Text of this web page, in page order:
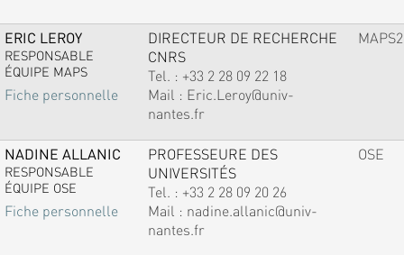
ERIC LEROY
RESPONSABLE
ÉQUIPE MAPS
Fiche personnelle
DIRECTEUR DE RECHERCHE
CNRS
Tel. : +33 2 28 09 22 18
Mail : Eric.Leroy@univ-
nantes.fr
MAPS2
NADINE ALLANIC
RESPONSABLE
ÉQUIPE OSE
Fiche personnelle
PROFESSEURE DES
UNIVERSITÉS
Tel. : +33 2 28 09 20 26
Mail : nadine.allanic@univ-
nantes.fr
OSE